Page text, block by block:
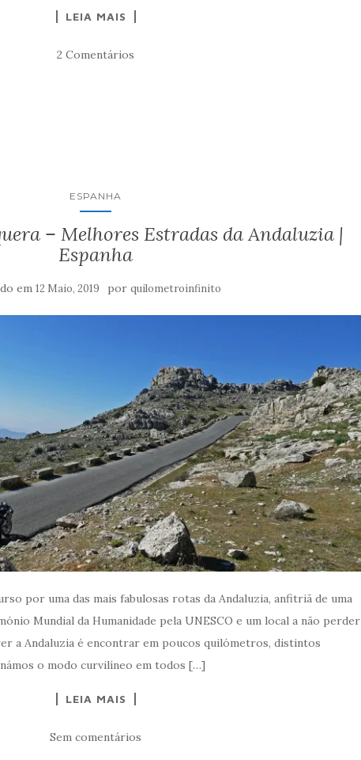
LEIA MAIS
2 Comentários
ESPANHA
– Melhores Estradas da Andaluzia |
Espanha
em 12 Maio, 2019 por quilometroinfinito
por uma das mais fabulosas rotas da Andaluzia, anfitriã de uma
Mundial da Humanidade pela UNESCO e um local a não perder
a Andaluzia é encontrar em poucos quilómetros, distintos
o modo curvilíneo em todos […]
LEIA MAIS
Sem comentários